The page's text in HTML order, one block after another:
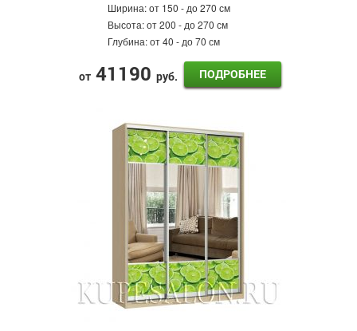
Ширина:от 150 - до 270 см
Высота:от 200 - до 270 см
Глубина:от 40 - до 70 см
от 41190 руб. ПОДРОБНЕЕ